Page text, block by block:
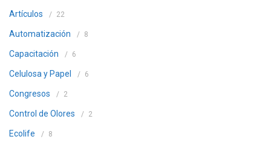
Artículos 22
Automatización 8
Capacitación 6
Celulosa y Papel 6
Congresos 2
Control de Olores 2
Ecolife 8